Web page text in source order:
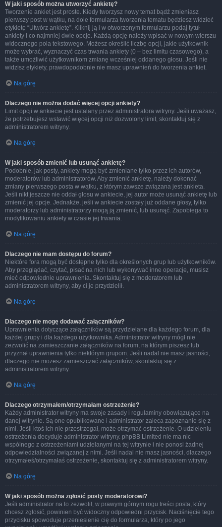
W jaki sposób można utworzyć ankietę?
Tworzenie ankiet jest proste. Kiedy tworzysz nowy temat bądź zmieniasz
pierwszy post w wątku, na dole formularza tworzenia tematu będziesz widzieć
etykietę “Utwórz ankietę”. Kliknij ją i w otworzonym formularzu podaj tytuł
ankiety i co najmniej dwie opcje. Każdą opcję należy wpisać w nowym wierszu
widocznego pola tekstowego. Możesz określić liczbę opcji, jakie użytkownik
może wybrać, wyznaczyć czas trwania ankiety (0 – bez limitu czasowego), a
także umożliwić użytkownikom zmianę wcześniej oddanego głosu. Jeśli nie
widzisz etykiety, prawdopodobnie nie masz uprawnień do tworzenia ankiet.
Na górę
Dlaczego nie można dodać więcej opcji ankiety?
Limit opcji w ankiecie jest ustalany przez administratora witryny. Jeśli uważasz,
że potrzebujesz wstawić więcej opcji niż dozwolony limit, skontaktuj się z
administratorem witryny.
Na górę
W jaki sposób zmienić lub usunąć ankietę?
Podobnie, jak posty, ankiety mogą być zmieniane tylko przez ich autorów,
moderatorów lub administratorów. Aby zmienić ankietę, należy dokonać
zmiany pierwszego posta w wątku, z którym zawsze związana jest ankieta.
Jeśli nikt jeszcze nie oddał głosu w ankiecie, jej autor może usunąć ankietę lub
zmienić jej opcje. Jednakże, jeśli w ankiecie zostały już oddane głosy, tylko
moderatorzy lub administratorzy mogą ją zmienić, lub usunąć. Zapobiega to
modyfikowaniu ankiety w czasie jej trwania.
Na górę
Dlaczego nie mam dostępu do forum?
Niektóre fora mogą być dostępne tylko dla określonych grup lub użytkowników.
Aby przeglądać, czytać, pisać na nich lub wykonywać inne operacje, musisz
mieć odpowiednie uprawnienia. Skontaktuj się z moderatorem lub
administratorem witryny, aby ci je przydzielił.
Na górę
Dlaczego nie mogę dodawać załączników?
Uprawnienia dotyczące załączników są przydzielane dla każdego forum, dla
każdej grupy i dla każdego użytkownika. Administrator witryny mógł nie
zezwolić na zamieszczanie załączników na forum, na którym piszesz lub
przyznał uprawnienia tylko niektórym grupom. Jeśli nadal nie masz jasności,
dlaczego nie możesz zamieszczać załączników, skontaktuj się z
administratorem witryny.
Na górę
Dlaczego otrzymałem/otrzymałam ostrzeżenie?
Każdy administrator witryny ma swoje zasady i regulaminy obowiązujące na
danej witrynie. Są one opublikowane i administrator zaleca zapoznanie się z
nimi. Jeśli ktoś ich nie przestrzegał, może otrzymać ostrzeżenie. O udzieleniu
ostrzeżenia decyduje administrator witryny. phpBB Limited nie ma nic
wspólnego z ostrzeżeniami udzielanymi na tej witrynie i nie ponosi żadnej
odpowiedzialności związanej z nimi. Jeśli nadal nie masz jasności, dlaczego
otrzymałeś/otrzymałaś ostrzeżenie, skontaktuj się z administratorem witryny.
Na górę
W jaki sposób można zgłosić posty moderatorowi?
Jeśli administrator na to zezwolił, w prawym górnym rogu treści posta, który
chcesz zgłosić, powinien być widoczny odpowiedni przycisk. Naciśnięcie tego
przycisku spowoduje przeniesienie cię do formularza, który po jego